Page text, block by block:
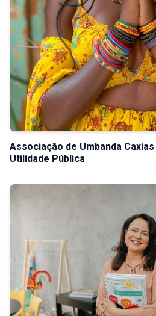
Associação de Umbanda
Utilidade Pública